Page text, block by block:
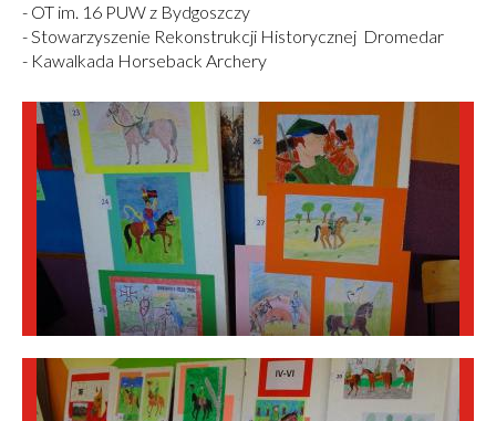
- OT im. 16 PUW z Bydgoszczy
- Stowarzyszenie Rekonstrukcji Historycznej Dromedar
- Kawalkada Horseback Archery
Obrazki
galerii: